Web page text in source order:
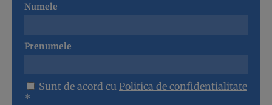
Numele
Prenumele
Sunt de acord cu Politica de confidentialitate
*